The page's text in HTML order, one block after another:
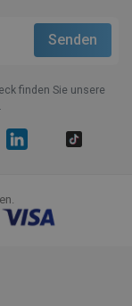
finden Sie unsere